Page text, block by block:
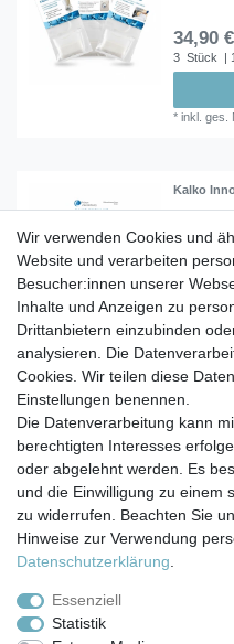
34,90
3 Stück |
*inkl. ges.
Kalko
13,90
*inkl. ges.
Impressum
Wir verwenden Cookies und
Website und verarbeiten
Besucher:innen unserer
Inhalte und Anzeigen zu
Drittanbietern einzubinden
analysieren. Die
Cookies. Wir teilen diese
Einstellungen benennen.
Die Datenverarbeitung kann
berechtigten Interesses
oder abgelehnt werden. Es
und die Einwilligung zu einem
zu widerrufen. Beachten Sie
Hinweise zur Verwendung
Daten­schutz­erklärung
Essenziell
Statistik